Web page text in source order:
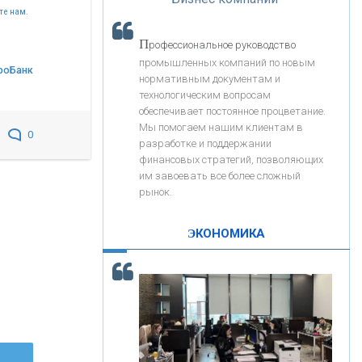
нам.
0
«РОСЕВРОБАНК»
«ПРЕСС-СЛУЖБА ВТБ24»
«АВТОГРАДБАНК»
КОНТАКТЫ
«Интервью»
Скорость - один из главных трендов в
кредитовании бизнеса - «Интервью»
Профессиональное руководство
промышленных компаний по новым
нормативным документам и
технологическим вопросам
обеспечивает постоянное процветание.
Мы помогаем нашим клиентам в
разработке и поддержании
финансовых стратегий, позволяющих
им завоевать все более сложный
рынок.
ЭКОНОМИКА